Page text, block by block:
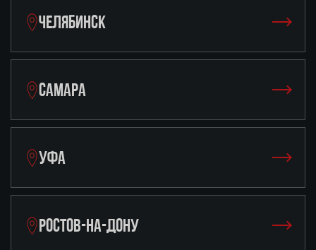
ЧЕЛЯБИНСК
САМАРА
УФА
РОСТОВ-НА-ДОНУ